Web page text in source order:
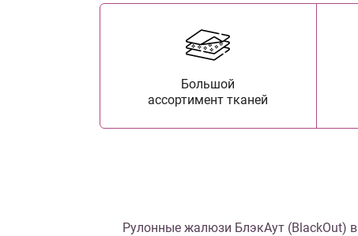
Большой
ассортимент тканей
Рулонные жалюзи БлэкАут (BlackOut) в